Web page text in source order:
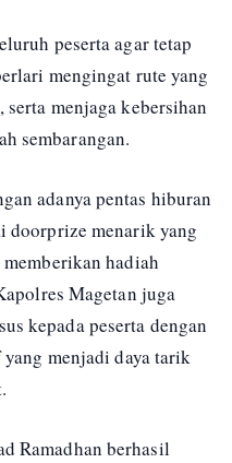
peserta agar tetap
mengingat rute yang
menjaga kebersihan
sembarangan.
adanya pentas hiburan
doorprize menarik yang
hadiah
Magetan juga
kepada peserta dengan
menjadi daya tarik
Ramadhan berhasil